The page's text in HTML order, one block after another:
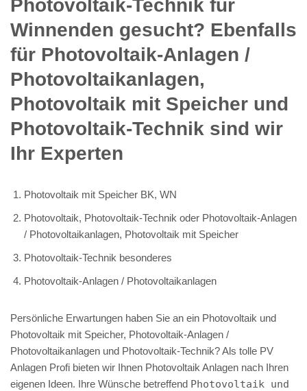
Photovoltaik-Technik für
Winnenden gesucht? Ebenfalls
für Photovoltaik-Anlagen /
Photovoltaikanlagen,
Photovoltaik mit Speicher und
Photovoltaik-Technik sind wir
Ihr Experten
Photovoltaik mit Speicher BK, WN
Photovoltaik, Photovoltaik-Technik oder Photovoltaik-Anlagen
/ Photovoltaikanlagen, Photovoltaik mit Speicher
Photovoltaik-Technik besonderes
Photovoltaik-Anlagen / Photovoltaikanlagen
Persönliche Erwartungen haben Sie an ein Photovoltaik und
Photovoltaik mit Speicher, Photovoltaik-Anlagen /
Photovoltaikanlagen und Photovoltaik-Technik? Als tolle PV
Anlagen Profi bieten wir Ihnen Photovoltaik Anlagen nach Ihren
eigenen Ideen. Ihre Wünsche betreffend Photovoltaik und